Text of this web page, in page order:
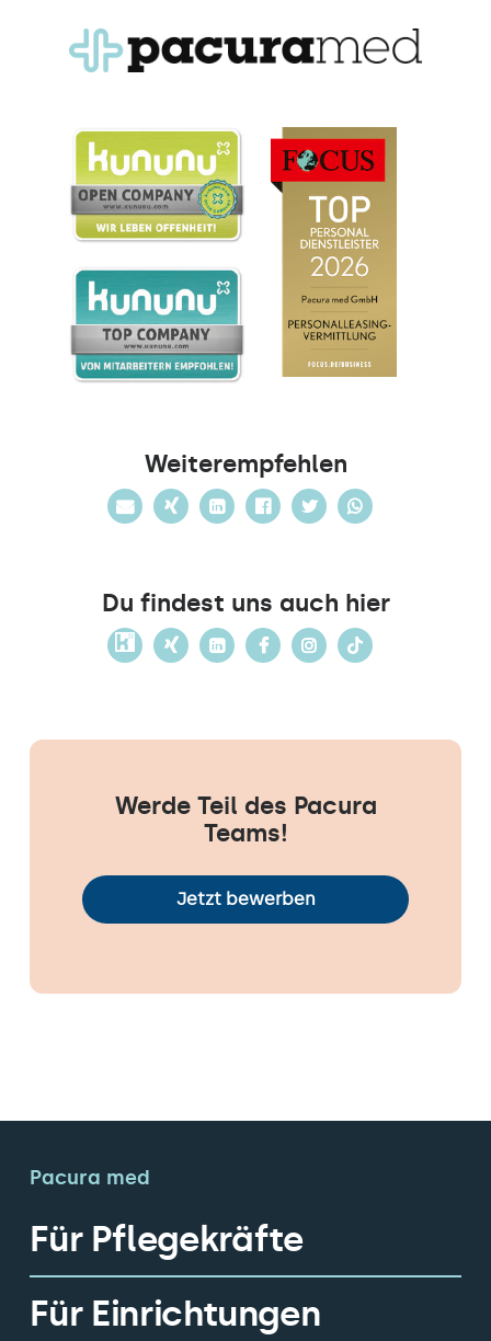
Weiterempfehlen
Du findest uns auch hier
Werde Teil des Pacura
Teams!
Jetzt bewerben
Pacura med
Für Pflegekräfte
Für Einrichtungen